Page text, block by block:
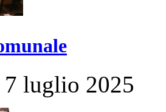
7 luglio 2025